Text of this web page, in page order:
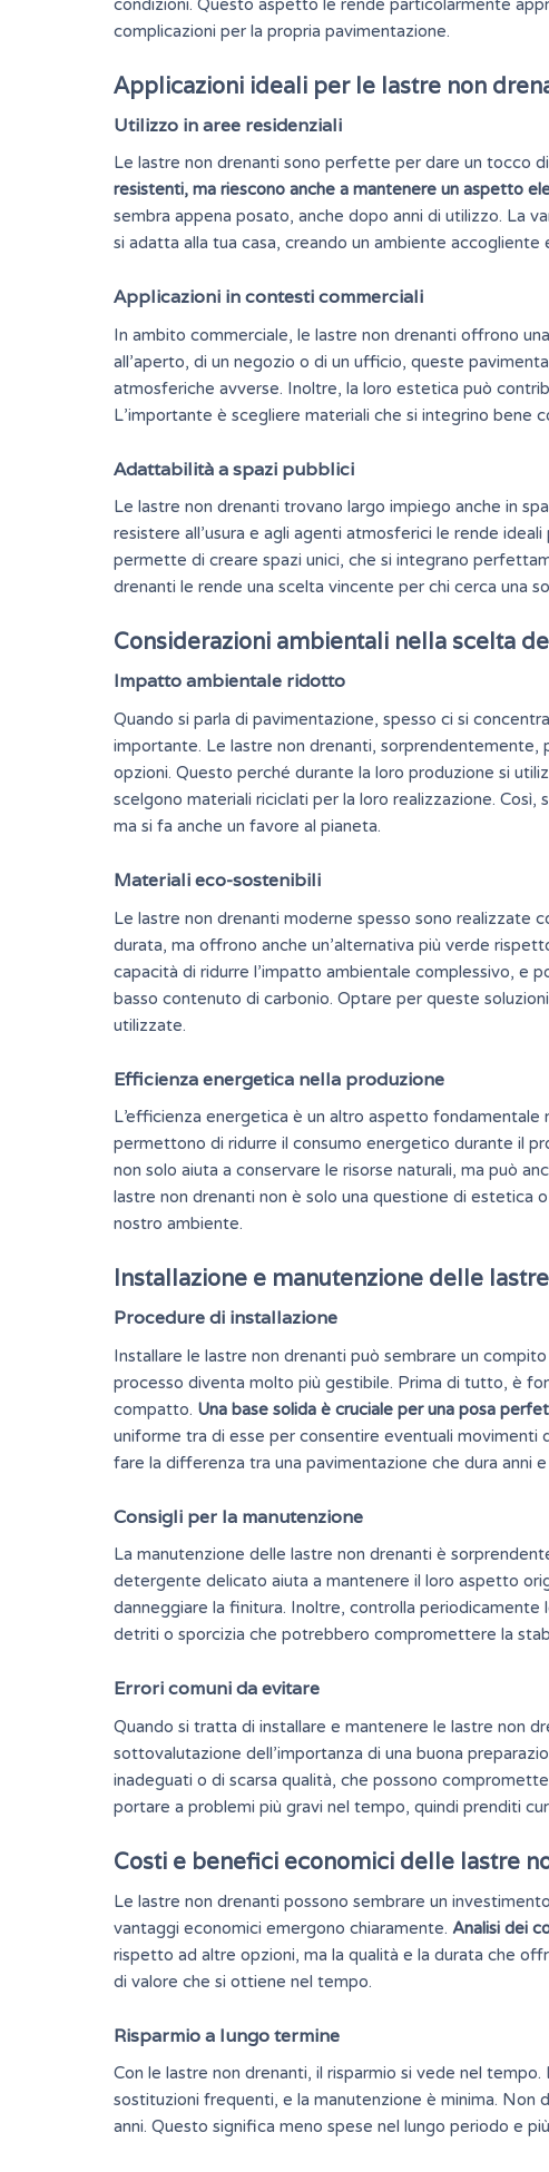
complicazioni per la propria pavimentazione.
Applicazioni ideali per le lastre non
Utilizzo in aree residenziali
Le lastre non drenanti sono perfette per dare un tocco
resistenti, ma riescono anche a mantenere un aspetto
sembra appena posato, anche dopo anni di utilizzo. La
si adatta alla tua casa, creando un ambiente accogliente
Applicazioni in contesti commerciali
In ambito commerciale, le lastre non drenanti offrono
all’aperto, di un negozio o di un ufficio, queste
atmosferiche avverse. Inoltre, la loro estetica può
L’importante è scegliere materiali che si integrino bene
Adattabilità a spazi pubblici
Le lastre non drenanti trovano largo impiego anche in
resistere all’usura e agli agenti atmosferici le rende
permette di creare spazi unici, che si integrano
drenanti le rende una scelta vincente per chi cerca una
Considerazioni ambientali nella scelta
Impatto ambientale ridotto
Quando si parla di pavimentazione, spesso ci si
importante. Le lastre non drenanti, sorprendentemente,
opzioni. Questo perché durante la loro produzione si
scelgono materiali riciclati per la loro realizzazione.
ma si fa anche un favore al pianeta.
Materiali eco-sostenibili
Le lastre non drenanti moderne spesso sono realizzate
durata, ma offrono anche un’alternativa più verde
capacità di ridurre l’impatto ambientale complessivo, e
basso contenuto di carbonio. Optare per queste
utilizzate.
Efficienza energetica nella produzione
L’efficienza energetica è un altro aspetto
permettono di ridurre il consumo energetico durante il
non solo aiuta a conservare le risorse naturali, ma può
lastre non drenanti non è solo una questione di estetica
nostro ambiente.
Installazione e manutenzione delle
Procedure di installazione
Installare le lastre non drenanti può sembrare un
processo diventa molto più gestibile. Prima di tutto, è
compatto. Una base solida è cruciale per una posa
uniforme tra di esse per consentire eventuali movimenti
fare la differenza tra una pavimentazione che dura anni
Consigli per la manutenzione
La manutenzione delle lastre non drenanti è
detergente delicato aiuta a mantenere il loro aspetto
danneggiare la finitura. Inoltre, controlla periodicamente
detriti o sporcizia che potrebbero compromettere la
Errori comuni da evitare
Quando si tratta di installare e mantenere le lastre non
sottovalutazione dell’importanza di una buona
inadeguati o di scarsa qualità, che possono
portare a problemi più gravi nel tempo, quindi prenditi
Costi e benefici economici delle lastre
Le lastre non drenanti possono sembrare un
vantaggi economici emergono chiaramente. Analisi dei
rispetto ad altre opzioni, ma la qualità e la durata che
di valore che si ottiene nel tempo.
Risparmio a lungo termine
Con le lastre non drenanti, il risparmio si vede nel
sostituzioni frequenti, e la manutenzione è minima. Non
anni. Questo significa meno spese nel lungo periodo e